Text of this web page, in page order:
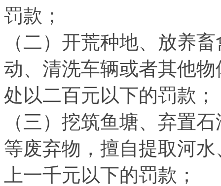
罚款；
（二）开荒种地、放养
动、清洗车辆或者其他
处以二百元以下的罚款；
（三）挖筑鱼塘、弃置
等废弃物，擅自提取河
上一千元以下的罚款；